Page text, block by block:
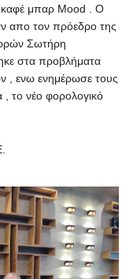
καφέ μπαρ Mood . Ο
απο τον πρόεδρο της
Σωτήρη
στα προβλήματα
, ενω ενημέρωσε τους
, το νέο φορολογικό